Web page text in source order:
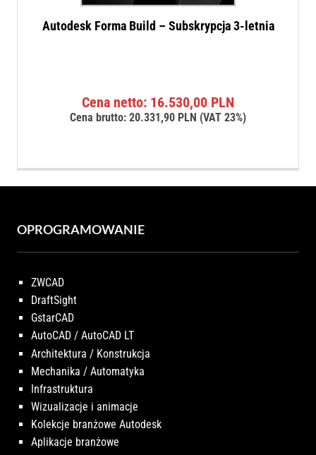
Autodesk Forma Build – Subskrypcja 3-letnia
Cena netto: 16.530,00 PLN
Cena brutto:20.331,90 PLN (VAT 23%)
OPROGRAMOWANIE
ZWCAD
DraftSight
GstarCAD
AutoCAD / AutoCAD LT
Architektura / Konstrukcja
Mechanika / Automatyka
Infrastruktura
Wizualizacje i animacje
Kolekcje branżowe Autodesk
Aplikacje branżowe